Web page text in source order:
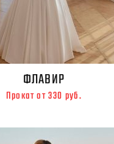
ФЛАВИР
Прокат от 330 руб.